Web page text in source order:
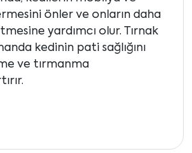
önler ve onların daha
yardımcı olur. Tırnak
kedinin pati sağlığını
ve tırmanma